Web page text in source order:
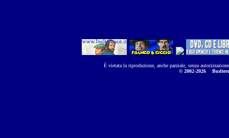
È vietata la riproduzione, anche parziale, senza
© 2002-2026